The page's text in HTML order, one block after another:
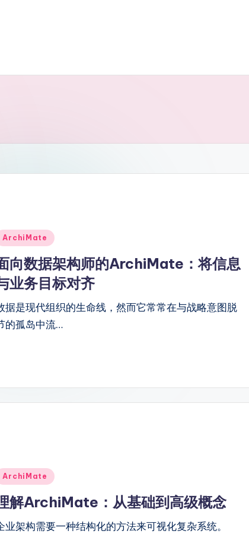
ArchiMate
向数据架构师的ArchiMate：将信息
业务目标对齐
据是现代组织的生命线，然而它常常在与战略意图脱
的孤岛中流…
ArchiMate
解ArchiMate：从基础到高级概念
业架构需要一种结构化的方法来可视化复杂系统。